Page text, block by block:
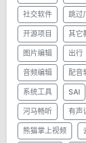
社交软件 跳过
开源项目 其它
图片编辑 出行
音频编辑 配音
系统工具 SAI
河马畅听 有声
熊猫掌上视频